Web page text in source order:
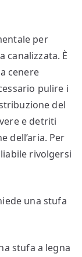
per
canalizzata. È
cenere
pulire i
del
e detriti
dell’aria. Per
rivolgersi
una stufa
stufa a legna